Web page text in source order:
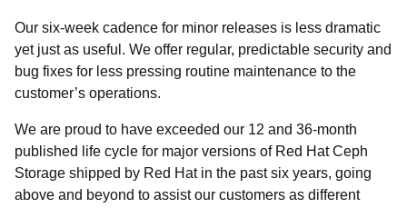
Our six-week cadence for minor releases is less dramatic
yet just as useful. We offer regular, predictable security and
bug fixes for less pressing routine maintenance to the
customer’s operations.
We are proud to have exceeded our 12 and 36-month
published life cycle for major versions of Red Hat Ceph
Storage shipped by Red Hat in the past six years, going
above and beyond to assist our customers as different